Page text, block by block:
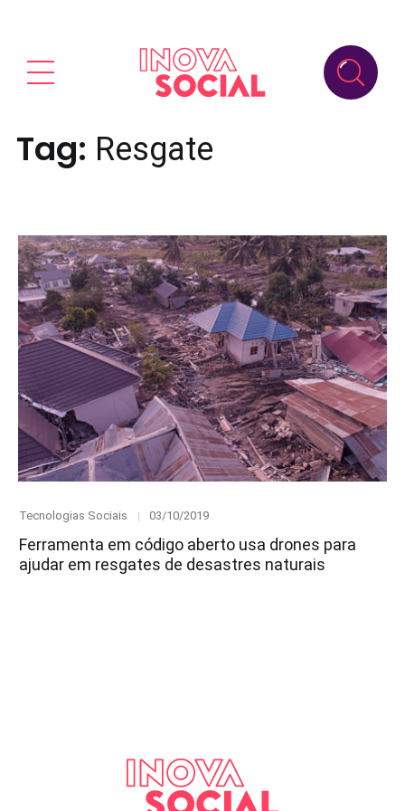
Tag: Resgate
Category
Tecnologias Sociais
Posted
03/10/2019
Ferramenta em código aberto usa drones para
ajudar em resgates de desastres naturais